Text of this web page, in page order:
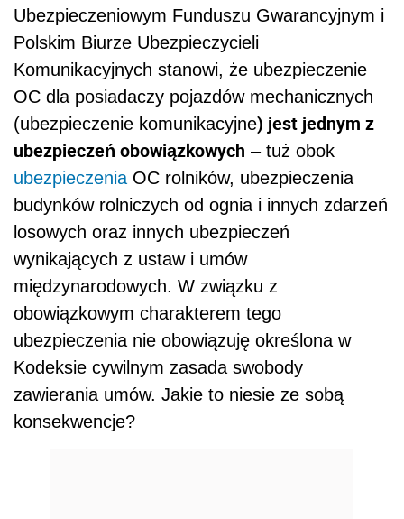
Ubezpieczeniowym Funduszu Gwarancyjnym i
Polskim Biurze Ubezpieczycieli
Komunikacyjnych stanowi, że ubezpieczenie
OC dla posiadaczy pojazdów mechanicznych
(ubezpieczenie komunikacyjne) jest jednym z
ubezpieczeń obowiązkowych – tuż obok
ubezpieczenia OC rolników, ubezpieczenia
budynków rolniczych od ognia i innych zdarzeń
losowych oraz innych ubezpieczeń
wynikających z ustaw i umów
międzynarodowych. W związku z
obowiązkowym charakterem tego
ubezpieczenia nie obowiązuję określona w
Kodeksie cywilnym zasada swobody
zawierania umów. Jakie to niesie ze sobą
konsekwencje?